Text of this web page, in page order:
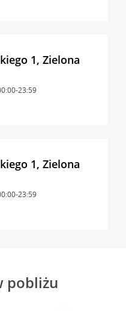
1, Zielona
23:59
1, Zielona
23:59
pobliżu